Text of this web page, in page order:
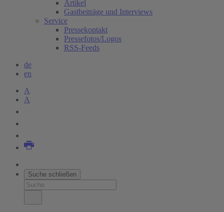
Artikel
Gastbeiträge und Interviews
Service
Pressekontakt
Pressefotos/Logos
RSS-Feeds
de
en
A
A
Suche schließen